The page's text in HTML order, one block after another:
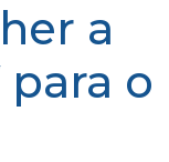
a
para o